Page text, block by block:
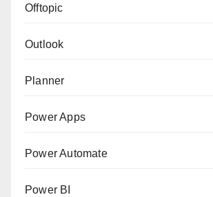
Offtopic
Outlook
Planner
Power Apps
Power Automate
Power BI